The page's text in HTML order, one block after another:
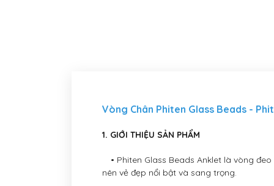
Vòng Chân Phiten Glass Beads -
1. GIỚI THIỆU SẢN PHẨM
• Phiten Glass Beads Anklet là vòng
nên vẻ đẹp nổi bật và sang trọng.